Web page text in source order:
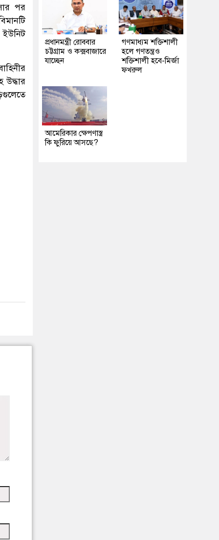
পর
উদ্ধার
প্রধানমন্ত্রী রোববার
চট্টগ্রাম ও কক্সবাজারে
যাচ্ছেন
গণমাধ্যম শক্তিশালী
হলে গণতন্ত্রও
শক্তিশালী হবে-মির্জা
ফখরুল
আমেরিকার ক্ষেপণাস্ত্র
কি ফুরিয়ে আসছে?